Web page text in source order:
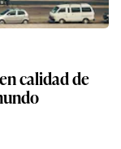
calidad de